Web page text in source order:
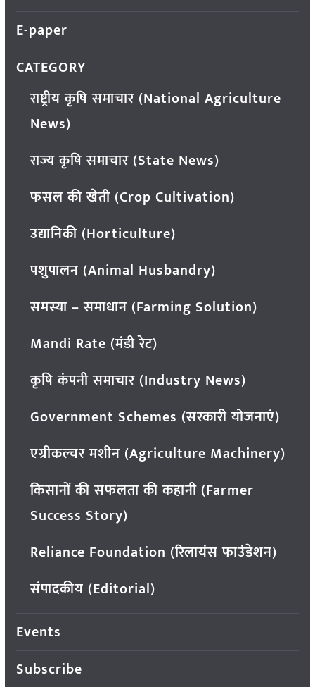
E-paper
CATEGORY
राष्ट्रीय कृषि समाचार (National Agriculture
News)
राज्य कृषि समाचार (State News)
फसल की खेती (Crop Cultivation)
उद्यानिकी (Horticulture)
पशुपालन (Animal Husbandry)
समस्या – समाधान (Farming Solution)
Mandi Rate (मंडी रेट)
कृषि कंपनी समाचार (Industry News)
Government Schemes (सरकारी योजनाएं)
एग्रीकल्चर मशीन (Agriculture Machinery)
किसानों की सफलता की कहानी (Farmer
Success Story)
Reliance Foundation (रिलायंस फाउंडेशन)
संपादकीय (Editorial)
Events
Subscribe